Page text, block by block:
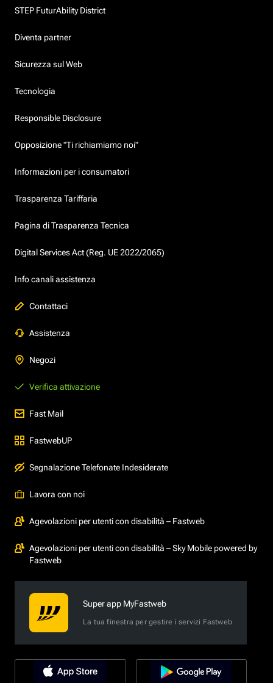
STEP FuturAbility District
Diventa partner
Sicurezza sul Web
Tecnologia
Responsible Disclosure
Opposizione "Ti richiamiamo noi"
Informazioni per i consumatori
Trasparenza Tariffaria
Pagina di Trasparenza Tecnica
Digital Services Act (Reg. UE 2022/2065)
Info canali assistenza
Contattaci
Assistenza
Negozi
Verifica attivazione
Fast Mail
FastwebUP
Segnalazione Telefonate Indesiderate
Lavora con noi
Agevolazioni per utenti con disabilità – Fastweb
Agevolazioni per utenti con disabilità – Sky Mobile powered by
Fastweb
Super app MyFastweb
La tua finestra per gestire i servizi Fastweb